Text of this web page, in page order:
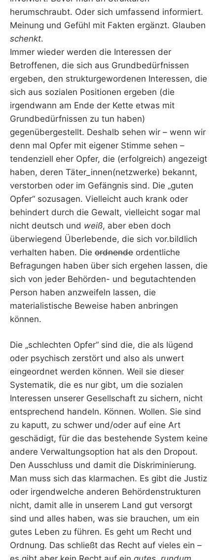
herumschraubt. Oder sich umfassend informiert.
Meinung und Gefühl mit Fakten ergänzt. Glauben
schenkt.
Immer wieder werden die Interessen der
Betroffenen, die sich aus Grundbedürfnissen
ergeben, den strukturgewordenen Interessen, die
sich aus sozialen Positionen ergeben (die
irgendwann am Ende der Kette etwas mit
Grundbedürfnissen zu tun haben)
gegenübergestellt. Deshalb sehen wir – wenn wir
denn mal Opfer mit eigener Stimme sehen –
tendenziell eher Opfer, die (erfolgreich) angezeigt
haben, deren Täter_innen(netzwerke) bekannt,
verstorben oder im Gefängnis sind. Die „guten
Opfer“ sozusagen. Vielleicht auch krank oder
behindert durch die Gewalt, vielleicht sogar mal
nicht deutsch und weiß, aber eben doch
überwiegend Überlebende, die sich vor.bildlich
verhalten haben. Die ordnende ordentliche
Befragungen haben über sich ergehen lassen, die
sich von jeder Behörden- und begutachtenden
Person haben anzweifeln lassen, die
materialistische Beweise haben anbringen
können.
Die „schlechten Opfer“ sind die, die als lügend
oder psychisch zerstört und also als unwert
eingeordnet werden können. Weil sie dieser
Systematik, die es nur gibt, um die sozialen
Interessen unserer Gesellschaft zu sichern, nicht
entsprechend handeln. Können. Wollen. Sie sind
zu kaputt, zu schwer und/oder auf eine Art
geschädigt, für die das bestehende System keine
andere Verwaltungsoption hat als den Dropout.
Den Ausschluss und damit die Diskriminierung.
Man muss sich das klarmachen. Es gibt die Justiz
oder irgendwelche anderen Behördenstrukturen
nicht, damit alle in unserem Land gut versorgt
sind und alles haben, was sie brauchen, um ein
gutes Leben zu führen. Es geht um Recht und
Ordnung. Das schließt das Recht auf vieles ein –